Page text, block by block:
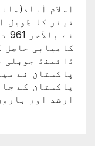
اسلام
فینز کا طویل
کامیابی حاصل
ڈائمنڈ جوبلی
پاکستان کے
ارشد اور